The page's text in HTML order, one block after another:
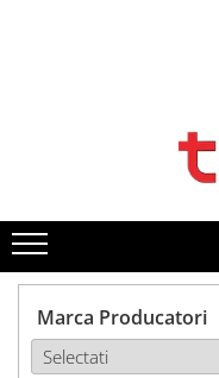
1. Piese & Accesorii
1.1. Cabina &
1.1.1. Geamuri
1.1.3. Embleme &
Marca Producatori